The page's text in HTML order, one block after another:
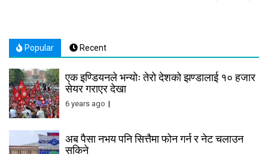
Popular Recent
एक इण्डियनले भन्योः तेरो देशको झण्डालाई १० हजार
सेयर गराएर देखा
6 years ago
अब पैसा नभय पनि सित्तैमा फोन गर्न र नेट चलाउन
सकिने